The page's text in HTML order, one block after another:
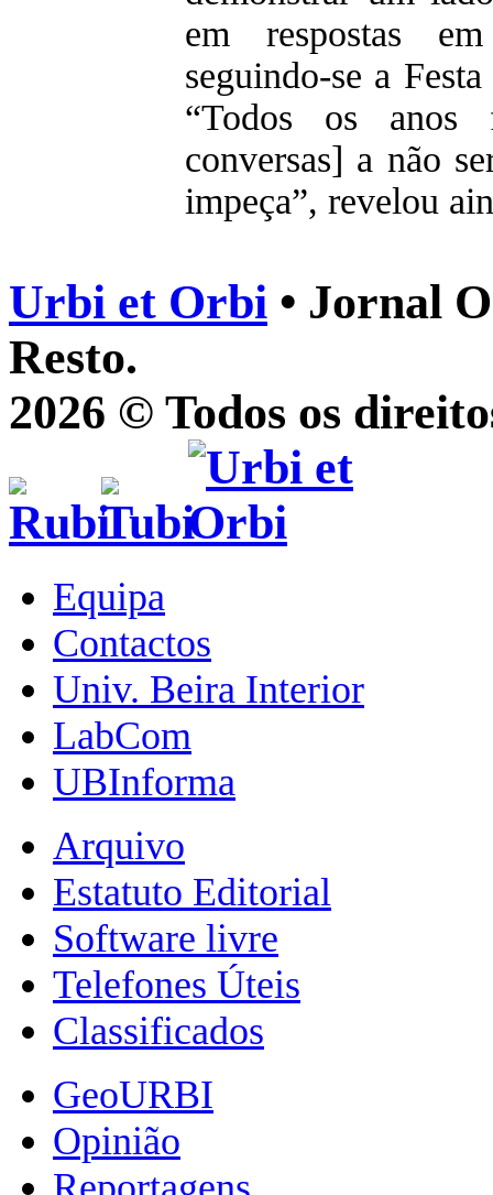
em respostas
seguindo-se a
“Todos os
conversas] a não
impeça”, revelou
Urbi et Orbi • Jornal
Resto.
2026 © Todos os
Equipa
Contactos
Univ. Beira Interior
LabCom
UBInforma
Arquivo
Estatuto Editorial
Software livre
Telefones Úteis
Classificados
GeoURBI
Opinião